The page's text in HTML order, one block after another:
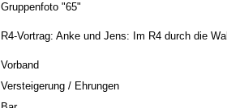
Gruppenfoto "65"
R4-Vortrag: Anke und Jens: Im R4 durch die
Vorband
Versteigerung / Ehrungen